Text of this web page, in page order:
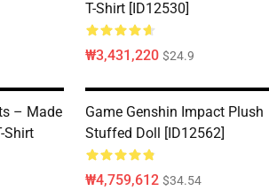
T-Shirt [ID12530]
₩3,431,220 $24.9
– Made
Shirt
Game Genshin Impact Plush
Stuffed Doll [ID12562]
₩4,759,612 $34.54